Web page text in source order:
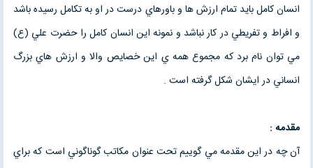
انسان كامل بايد تمام ارزش ها و باورهاي درست در او به تكامل رسيده باشد
و افراط و تفريطي در كار نباشد و نمونه اين انسان كامل را حضرت علي (ع)
مي توان نام برد كه مجموع همه ي اين خصايص والا و ارزش هاي بزرگ
انساني در ايشان شكل گرفته است .
مقدمه :
آن چه در اين مقدمه مي گوييم تحت عنوان مكاتب گوناگوني است كه براي